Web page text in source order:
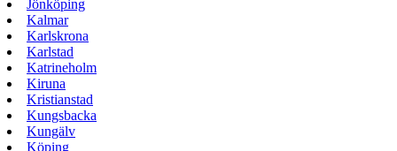
Jönköping
Kalmar
Karlskrona
Karlstad
Katrineholm
Kiruna
Kristianstad
Kungsbacka
Kungälv
Köping